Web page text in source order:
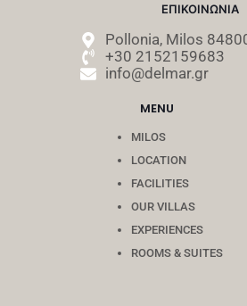
ΕΠΙΚΟΙΝΩΝΙΑ
Pollonia, Milos
+30 2152159683
info@delmar.gr
MENU
MILOS
LOCATION
FACILITIES
OUR VILLAS
EXPERIENCES
ROOMS & SUITES